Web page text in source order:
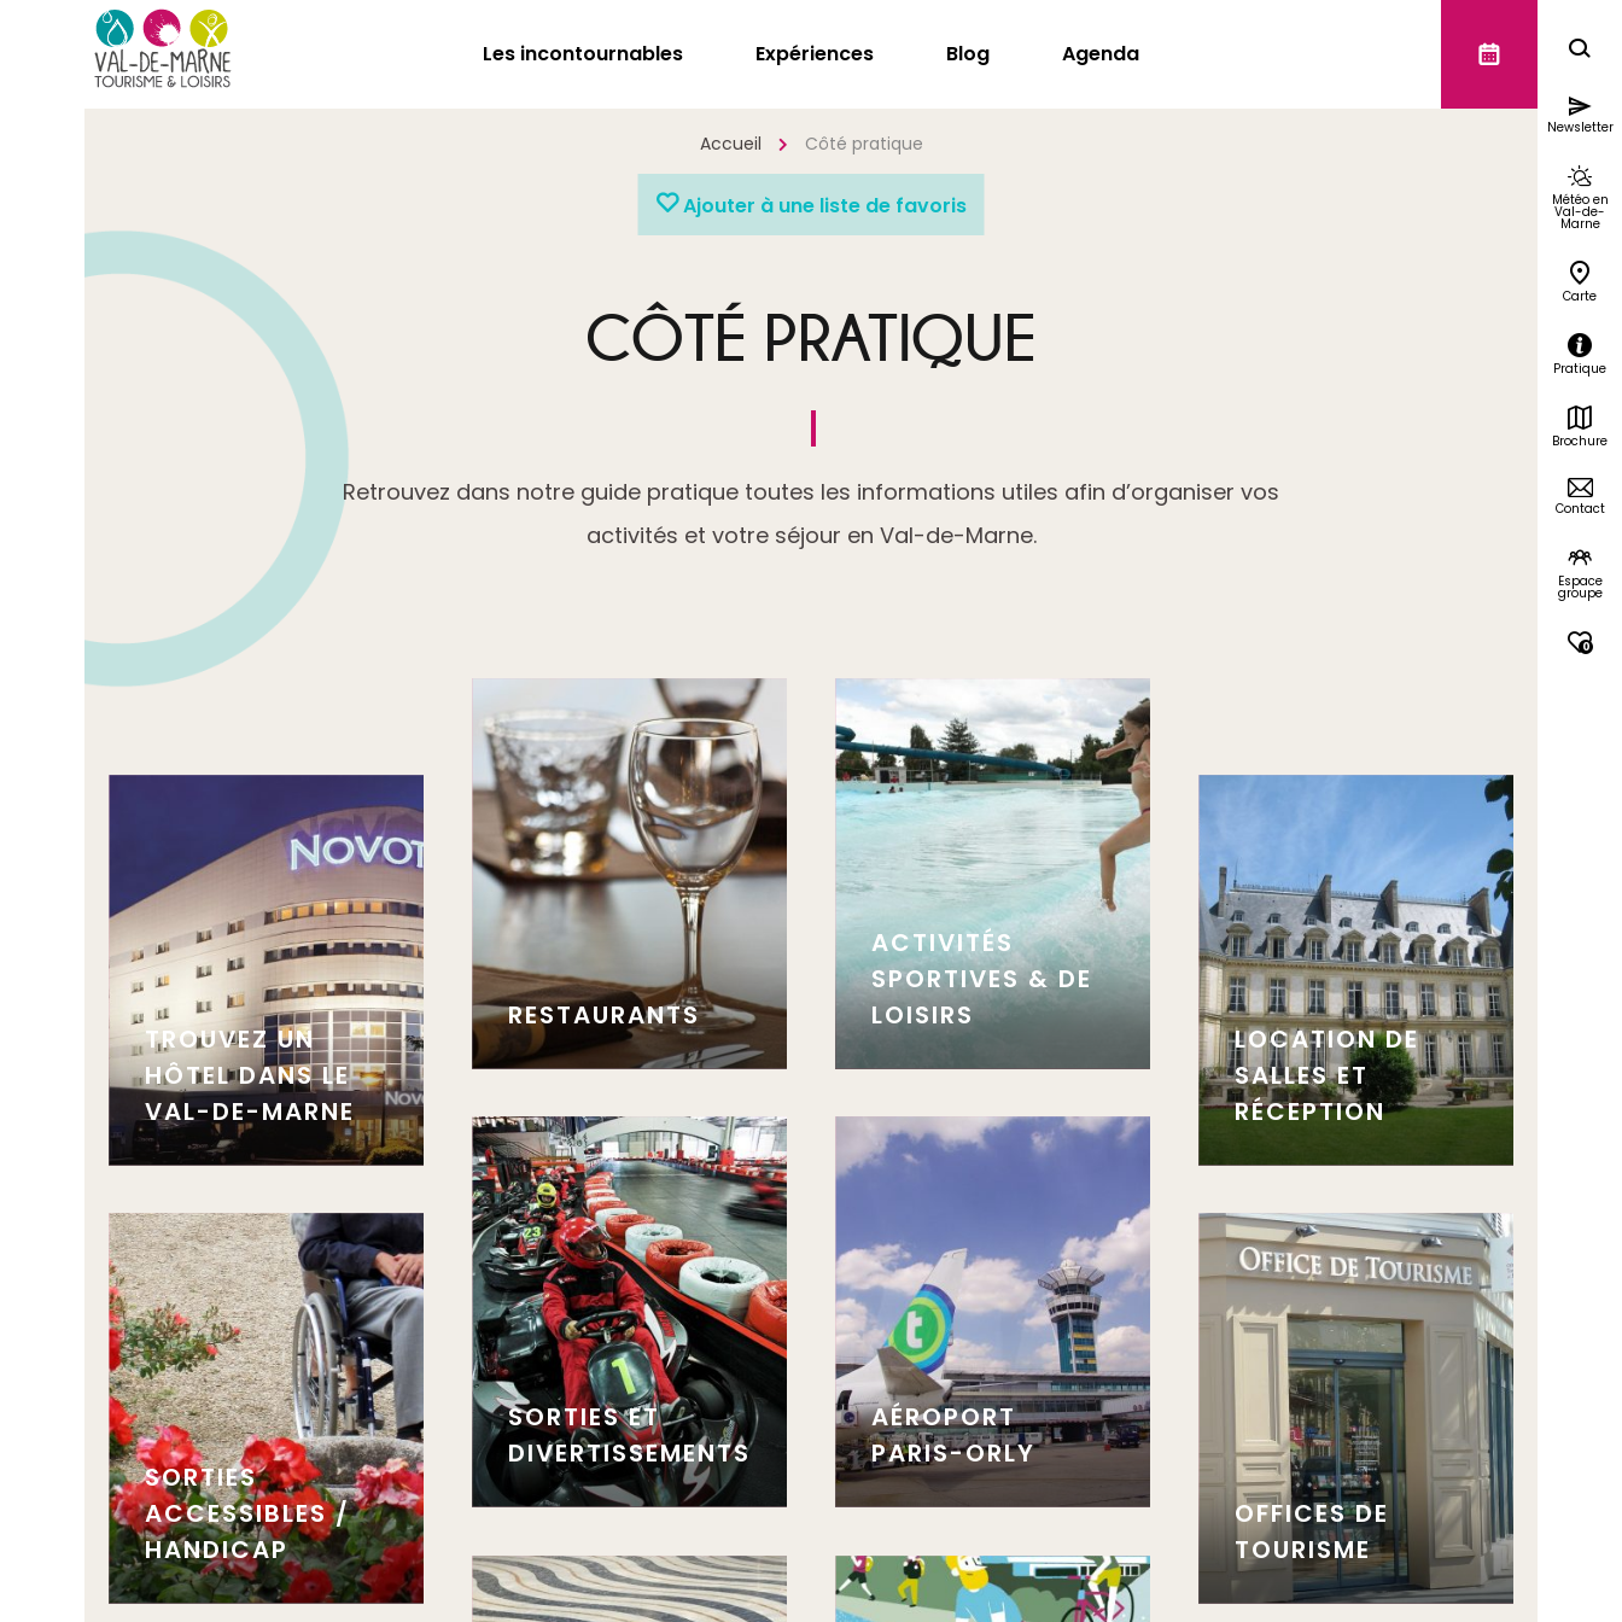
Les incontournables Expériences Blog Agenda
Accueil Côté pratique
Newsletter
Météo en
Val-de-
Marne
Carte
Pratique
Brochure
Contact
Espace
groupe
0
Ajouter à une liste de favoris
CÔTÉ PRATIQUE
Retrouvez dans notre guide pratique toutes les informations utiles afin d’organiser vos
activités et votre séjour en Val-de-Marne.
TROUVEZ UN
HÔTEL DANS LE
VAL-DE-MARNE
RESTAURANTS
ACTIVITÉS
SPORTIVES & DE
LOISIRS
LOCATION DE
SALLES ET
RÉCEPTION
SORTIES ET
DIVERTISSEMENTS
AÉROPORT
PARIS-ORLY
SORTIES
ACCESSIBLES /
HANDICAP
OFFICES DE
TOURISME